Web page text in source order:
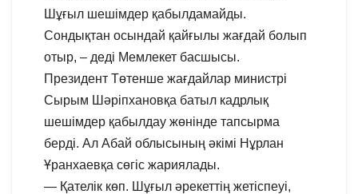
Шұғыл шешімдер қабылдамайды.
Сондықтан осындай қайғылы жағдай болып
отыр, – деді Мемлекет басшысы.
Президент Төтенше жағдайлар министрі
Сырым Шәріпхановқа батыл кадрлық
шешімдер қабылдау жөнінде тапсырма
берді. Ал Абай облысының әкімі Нұрлан
Ұранхаевқа сөгіс жариялады.
— Қателік көп. Шұғыл әрекеттің жетіспеуі,